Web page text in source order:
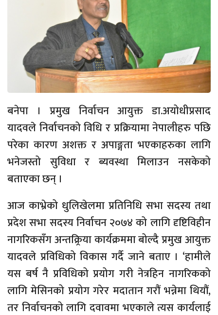
बनेपा । प्रमुख निर्वाचन आयुक्त डा.अयोधीप्रसाद
यादवले निर्वाचनको विधि र प्रक्रियामा नेपालीहरु पछि
परेका कारण अशक्त र अपाङ्गता भएकाहरुका लागि
भनेजस्तो सुविधा र ब्यवस्था मिलाउन नसकेको
बताएका छन् ।
आज काभ्रेको धुलिखेलमा प्रतिनिधि सभा सदस्य तथा
प्रदेश सभा सदस्य निर्वाचन २०७४ को लागि दृष्टिविहीन
नागरिकसँग अन्तक्र्रिया कार्यक्रममा बोल्दै प्रमुख आयुक्त
यादवले प्रविधिको विकास गर्दै जाने बताए । ‘हामीले
यस बर्ष नै प्रविधिको प्रयोग गरी नेत्रहिन नागरिकको
लागि मेसिनको प्रयोग गरेर मदातान गरौं भन्नेमा थियौं,
तर निर्वाचनको लागि दवावमा भएकाले त्यस कार्यलाई